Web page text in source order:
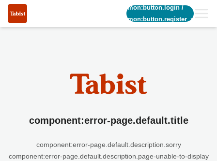
common:button.login/
common:button.register_short
component:error-page.default.title
component:error-page.default.description.sorry
component:error-page.default.description.page-unable-to-display